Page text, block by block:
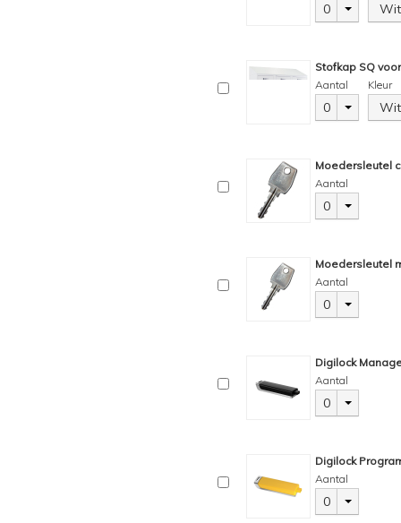
0
Stofkap SQ
Aantal
0
Kleur
Moedersleutel
Aantal
0
Moedersleutel
Aantal
0
Digilock
Aantal
0
Digilock
Aantal
0